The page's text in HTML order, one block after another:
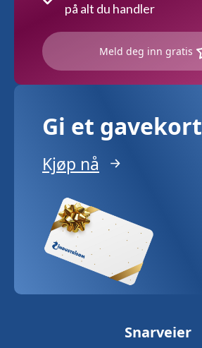
på alt du handler
Meld deg inn gratis
Gi et gavekort
Kjøp nå
Snarveier